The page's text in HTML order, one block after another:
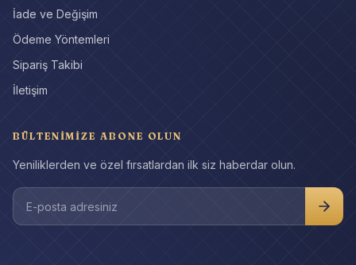
İade ve Değişim
Ödeme Yöntemleri
Sipariş Takibi
İletişim
BÜLTENIMIZE ABONE OLUN
Yeniliklerden ve özel fırsatlardan ilk siz haberdar olun.
E-posta adresiniz